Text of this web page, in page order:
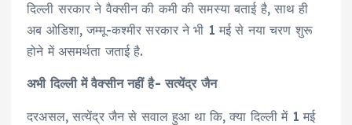
दिल्ली सरकार ने वैक्सीन की कमी की समस्या बताई है, साथ ही
अब ओडिशा, जम्मू-कश्मीर सरकार ने भी 1 मई से नया चरण शुरू
होने में असमर्थता जताई है.
अभी दिल्ली में वैक्सीन नहीं है- सत्येंद्र जैन
दरअसल, सत्येंद्र जैन से सवाल हुआ था कि, क्या दिल्ली में 1 मई